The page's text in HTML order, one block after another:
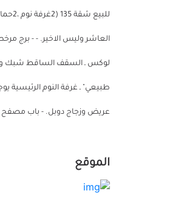
عريض وزجاج دوبل. - باب مصفح -
الموقع